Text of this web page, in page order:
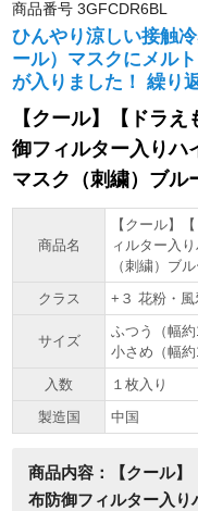
商品番号 3GFCDR6BL
ひんやり涼しい接触
ール）マスクにメル
が入りました！ 繰り
【クール】【ドラ
御フィルター入りハ
マスク（刺繍）ブル
商品名
【クール】
ィルター入
（刺繍）ブ
クラス
+３ 花粉・
サイズ
ふつう（幅約
小さめ（幅約
入数
１枚入り
製造国
中国
商品内容：【クール
布防御フィルター入